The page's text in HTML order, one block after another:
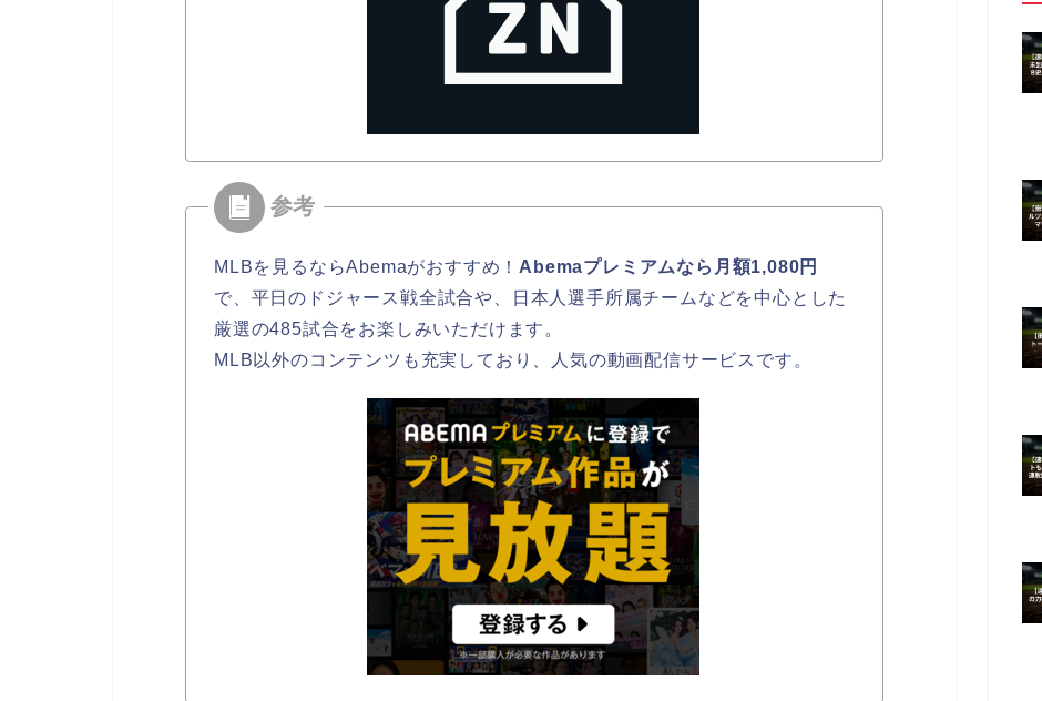
MLBを見るならAbemaがおすすめ！ Abemaプレミアムなら月額1,080円
で、平日のドジャース戦全試合や、日本人選手所属チームなどを中心とした
厳選の485試合をお楽しみいただけます。
MLB以外のコンテンツも充実しており、人気の動画配信サービスです。